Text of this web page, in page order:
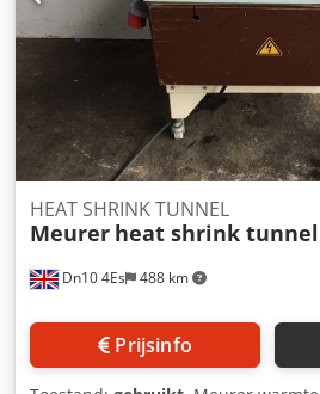
Dn10 4Es 488 km
HEAT SHRINK TUNNEL
Meurer heat shrink tunnel
Prijsinfo